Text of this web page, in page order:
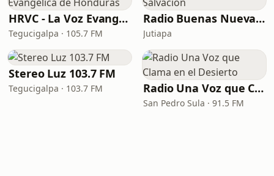
HRVC - La Voz Evangélica de Honduras
Tegucigalpa · 105.7 FM
Radio Buenas Nuevas de Salvacion
Jutiapa
Stereo Luz 103.7 FM
Tegucigalpa · 103.7 FM Radio Una Voz que Clama en el Desierto
San Pedro Sula · 91.5 FM